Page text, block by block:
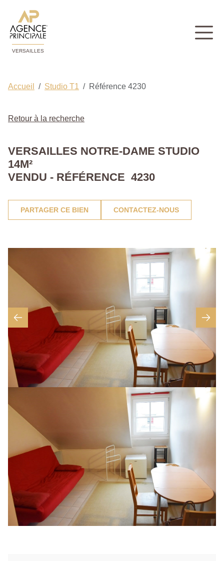
VERSAILLES
Accueil Studio T1 Référence 4230
Retour à la recherche
VERSAILLES NOTRE-DAME STUDIO
14M²
VENDU - RÉFÉRENCE 4230
PARTAGER CE BIEN CONTACTEZ-NOUS